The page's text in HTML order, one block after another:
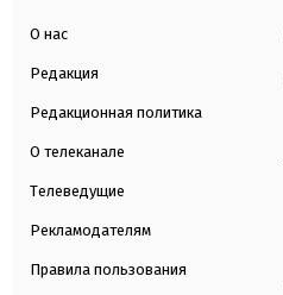
О нас
Редакция
Редакционная политика
О телеканале
Телеведущие
Рекламодателям
Правила пользования